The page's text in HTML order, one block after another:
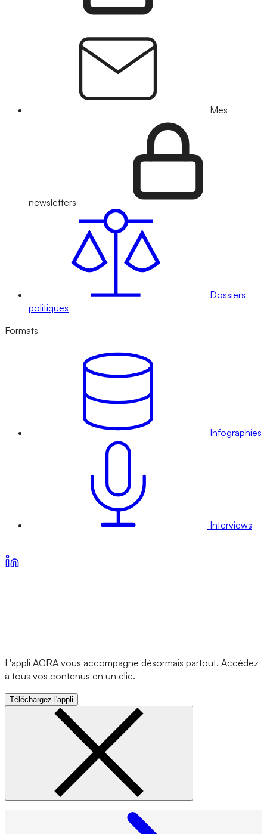
Mes
newsletters
Dossiers
politiques
Formats
Infographies
Interviews
L'appli AGRA vous accompagne désormais partout. Accédez
à tous vos contenus en un clic.
Téléchargez l'appli